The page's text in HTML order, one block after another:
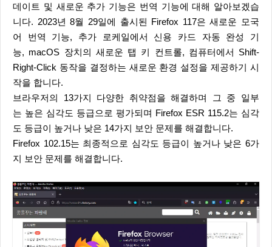
데이트 및 새로운 추가 기능은 번역 기능에 대해 알아보겠습
니다. 2023년 8월 29일에 출시된 Firefox 117은 새로운 모국
어 번역 기능, 추가 로케일에서 신용 카드 자동 완성 기
능, macOS 장치의 새로운 탭 키 컨트롤, 컴퓨터에서 Shift-
Right-Click 동작을 결정하는 새로운 환경 설정을 제공하기 시
작을 합니다.
브라우저의 13가지 다양한 취약점을 해결하며 그 중 일부
는 높은 심각도 등급으로 평가되며 Firefox ESR 115.2는 심각
도 등급이 높거나 낮은 14가지 보안 문제를 해결합니다.
Firefox 102.15는 최종적으로 심각도 등급이 높거나 낮은 6가
지 보안 문제를 해결합니다.